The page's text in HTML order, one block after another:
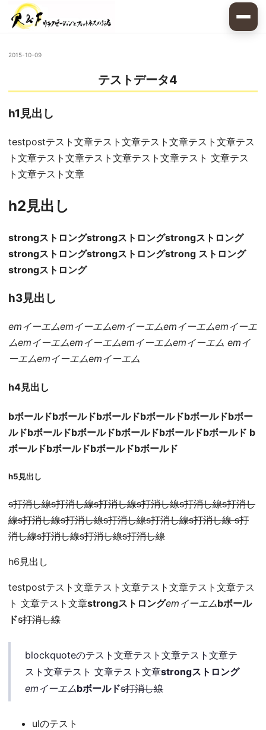
2015-10-09
テストデータ4
h1見出し
testpostテスト文章テスト文章テスト文章テスト文章テス
ト文章テスト文章テスト文章テスト文章テスト 文章テス
ト文章テスト文章
h2見出し
strongストロングstrongストロングstrongストロング
strongストロングstrongストロングstrong ストロング
strongストロング
h3見出し
emイーエムemイーエムemイーエムemイーエムemイーエ
ムemイーエムemイーエムemイーエムemイーエム emイ
ーエムemイーエムemイーエム
h4見出し
bボールドbボールドbボールドbボールドbボールドbボー
ルドbボールドbボールドbボールドbボールドbボールド b
ボールドbボールドbボールドbボールド
h5見出し
s打消し線s打消し線s打消し線s打消し線s打消し線s打消し
線s打消し線s打消し線s打消し線s打消し線s打消し線 s打
消し線s打消し線s打消し線s打消し線
h6見出し
testpostテスト文章テスト文章テスト文章テスト文章テス
ト 文章テスト文章strongストロングemイーエムbボール
ドs打消し線
blockquoteのテスト文章テスト文章テスト文章テ
スト文章テスト 文章テスト文章strongストロング
emイーエムbボールドs打消し線
ulのテスト